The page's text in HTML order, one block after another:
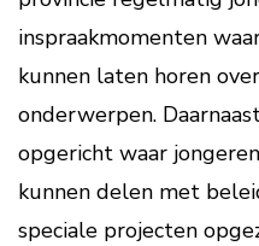
inspraakmomenten
kunnen laten horen
onderwerpen.
opgericht waar
kunnen delen met
speciale projecten